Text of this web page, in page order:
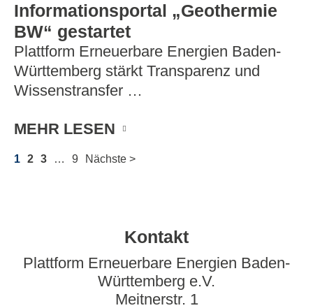
Informationsportal „Geothermie
BW“ gestartet
Plattform Erneuerbare Energien Baden-
Württemberg stärkt Transparenz und
Wissenstransfer …
MEHR LESEN
1 2 3 … 9 Nächste >
Kontakt
Plattform Erneuerbare Energien Baden-
Württemberg e.V.
Meitnerstr. 1